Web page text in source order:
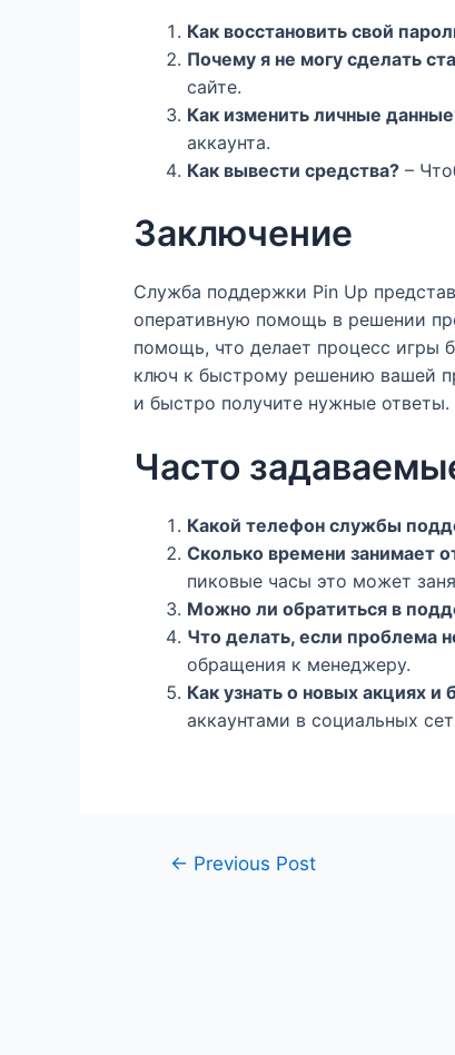
Как восстановить свой
Почему я не могу сделать
сайте.
Как изменить личные
аккаунта.
Как вывести средства? –
Заключение
Служба поддержки Pin Up
оперативную помощь в решении
помощь, что делает процесс игры
ключ к быстрому решению вашей
и быстро получите нужные ответы.
Часто
Какой телефон службы
Сколько времени занимает
пиковые часы это может
Можно ли обратиться в
Что делать, если проблема
обращения к менеджеру.
Как узнать о новых акциях и
аккаунтами в социальных
← Previous Post